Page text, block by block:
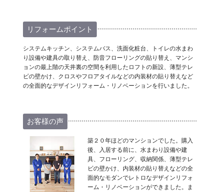
リフォームポイント
システムキッチン、システムバス、洗面化粧台、トイレの水まわ
り設備や建具の取り替え、防音フローリングの貼り替え、マンシ
ョンの最上階の天井裏の空間を利用したロフトの新設、薄型テレ
ビの壁かけ、クロスやフロアタイルなどの内装材の貼り替えなど
の全面的なデザインリフォーム・リノベーションを行いました。
お客様の声
築２０年ほどのマンションでした。購入
後、入居する前に、水まわり設備や建
具、フローリング、収納関係、薄型テレ
ビの壁かけ、内装材の貼り替えなどの全
面的なモダンでレトロなデザインリフォ
ーム・リノベーションができました。ま